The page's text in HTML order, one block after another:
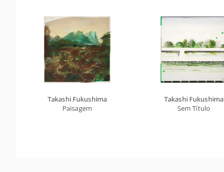
Takashi Fukushima
Paisagem
Takashi Fukushima
Sem Título